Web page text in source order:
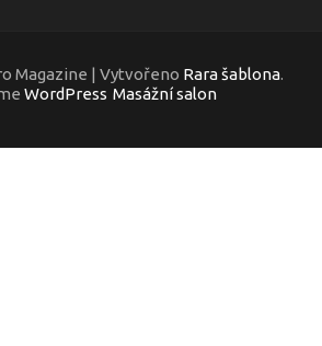
Magazine | Vytvořeno Rara šablona.
WordPress Masážní salon